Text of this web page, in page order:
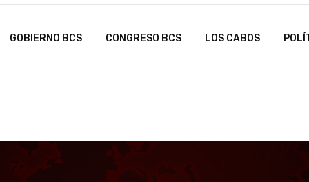
GOBIERNO BCS CONGRESO BCS LOS CABOS